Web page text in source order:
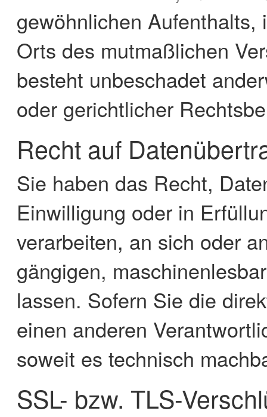
gewöhnlichen
Orts des mutmaßlichen
besteht unbeschadet
oder gerichtlicher
Recht auf
Sie haben das Recht,
Einwilligung oder in
verarbeiten, an sich oder
gängigen,
lassen. Sofern Sie die
einen anderen
soweit es technisch
SSL- bzw. TLS-